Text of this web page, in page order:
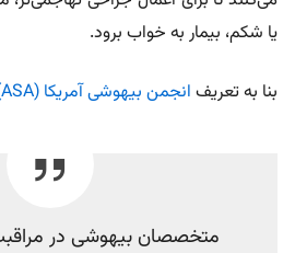
یا شکم، بیمار به خواب برود.
بنا به تعریف انجمن بیهوشی آمریکا (ASA)
متخصصان بیهوشی در